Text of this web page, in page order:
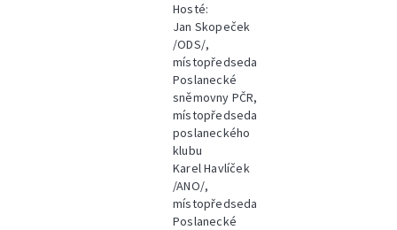
Hosté:
Jan Skopeček
/ODS/,
místopředseda
Poslanecké
sněmovny PČR,
místopředseda
poslaneckého
klubu
Karel Havlíček
/ANO/,
místopředseda
Poslanecké